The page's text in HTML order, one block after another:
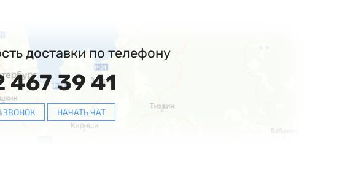
доставки по телефону
467 39 41
ЗВОНОК НАЧАТЬ ЧАТ